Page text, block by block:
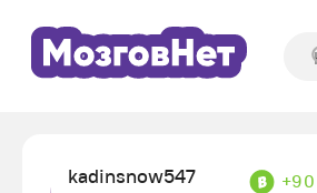
kadinsnow547 +90